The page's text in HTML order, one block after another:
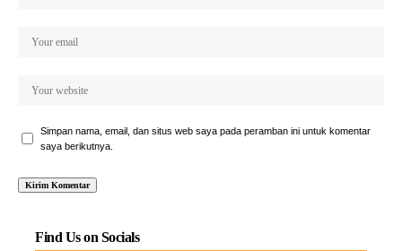
Simpan nama, email, dan situs web saya pada peramban ini untuk komentar
saya berikutnya.
Find Us on Socials